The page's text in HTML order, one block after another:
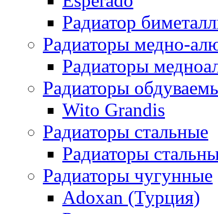
Радиатор
Радиаторы медно-
Радиаторы
Радиаторы
Wito Grandis
Радиаторы стальные
Радиаторы
Радиаторы чугунные
Adoxan (Турция)